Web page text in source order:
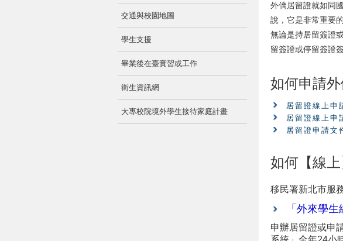
交通與校園地圖
學生支援
畢業後在臺實習或工作
衛生資訊網
大專校院境外學生接待家庭計畫
外僑居留證就如同
說，它是非常重要
無論是持居留簽證
留簽證或停留簽證
如何申請
居留證線上申
居留證線上申
居留證申請文
如何【線
移民署新北市服
「外來學
申辦居留證或申